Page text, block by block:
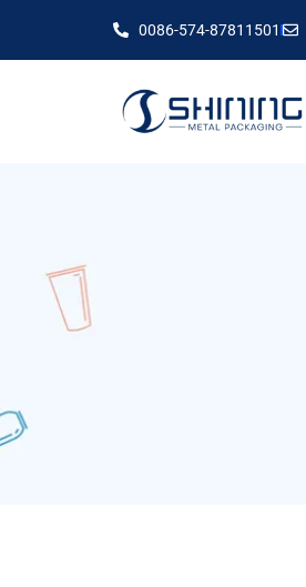
0086-574-87811501